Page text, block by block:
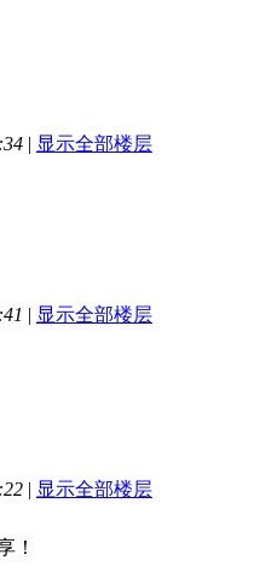
| 显示全部楼层
| 显示全部楼层
| 显示全部楼层
！